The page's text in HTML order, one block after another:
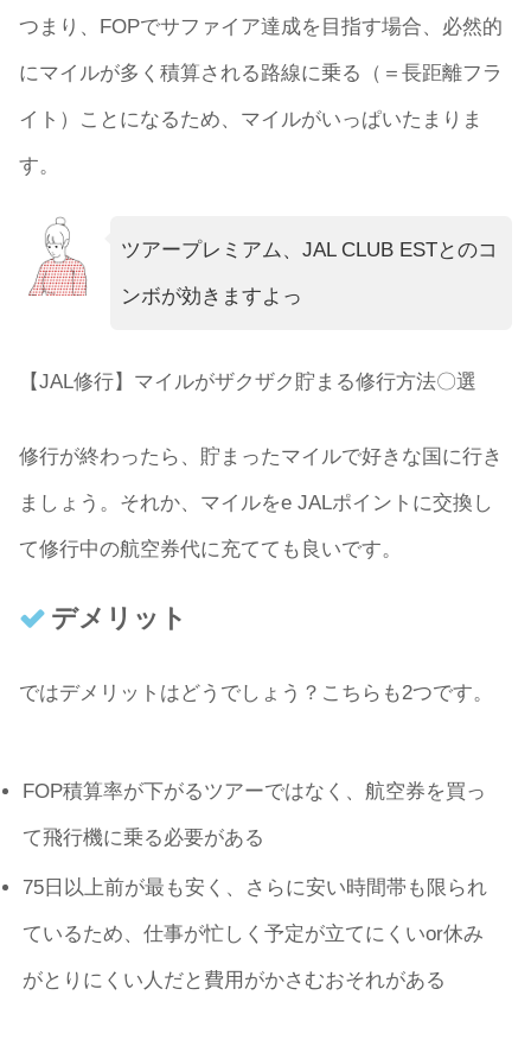
つまり、FOPでサファイア達成を目指す場合、必然的
にマイルが多く積算される路線に乗る（＝長距離フラ
イト）ことになるため、マイルがいっぱいたまりま
す。
ツアープレミアム、JAL CLUB ESTとのコ
ンボが効きますよっ
【JAL修行】マイルがザクザク貯まる修行方法〇選
修行が終わったら、貯まったマイルで好きな国に行き
ましょう。それか、マイルをe JALポイントに交換し
て修行中の航空券代に充てても良いです。
デメリット
ではデメリットはどうでしょう？こちらも2つです。
FOP積算率が下がるツアーではなく、航空券を買っ
て飛行機に乗る必要がある
75日以上前が最も安く、さらに安い時間帯も限られ
ているため、仕事が忙しく予定が立てにくいor休み
がとりにくい人だと費用がかさむおそれがある